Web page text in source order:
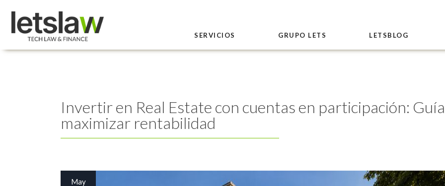
SERVICIOS GRUPO LETS LETSBLOG
Invertir en Real Estate con cuentas en participación:
maximizar rentabilidad
May